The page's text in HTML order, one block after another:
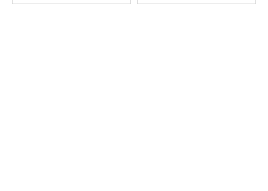
jernmalm Bulk Carrier
Cement Bulk Carrier